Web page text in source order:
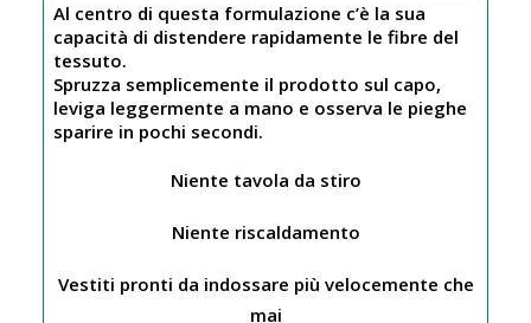
Al centro di questa formulazione c’è la sua
capacità di distendere rapidamente le fibre del
tessuto.
Spruzza semplicemente il prodotto sul capo,
leviga leggermente a mano e osserva le pieghe
sparire in pochi secondi.
Niente tavola da stiro
Niente riscaldamento
Vestiti pronti da indossare più velocemente che
mai